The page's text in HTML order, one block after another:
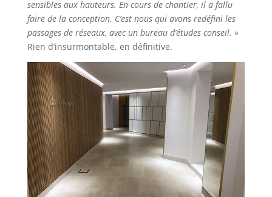
sensibles aux hauteurs. En cours de chantier, il a fallu
faire de la conception. C’est nous qui avons redéfini les
passages de réseaux, avec un bureau d’études conseil. »
Rien d’insurmontable, en définitive.